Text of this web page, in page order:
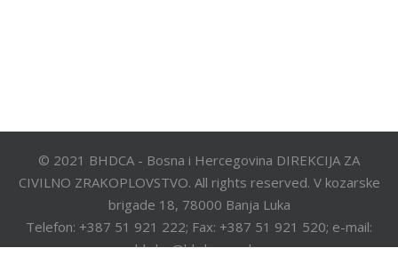
© 2021 BHDCA - Bosna i Hercegovina DIREKCIJA ZA
CIVILNO ZRAKOPLOVSTVO. All rights reserved. V kozarske
brigade 18, 78000 Banja Luka
Telefon: +387 51 921 222; Fax: +387 51 921 520; e-mail:
bhdca@bhdca.gov.ba